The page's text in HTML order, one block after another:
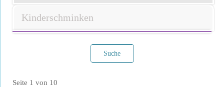
Kinderschminken
Suche
Seite 1 von 10